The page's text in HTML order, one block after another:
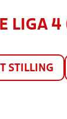
LIGA
STILLING